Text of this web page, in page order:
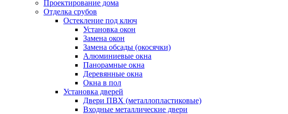
Проектирование дома
Отделка срубов
Остекление под ключ
Установка окон
Замена окон
Замена обсады (окосячки)
Алюминиевые окна
Панорамные окна
Деревянные окна
Окна в пол
Установка дверей
Двери ПВХ (металлопластиковые)
Входные металлические двери